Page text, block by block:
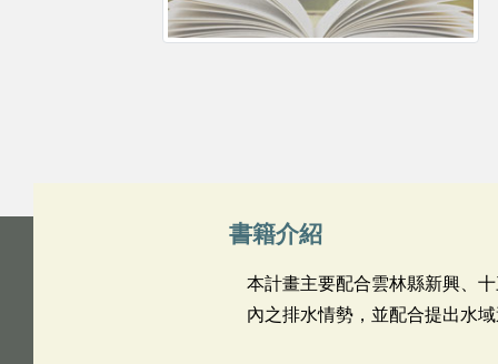
書籍介紹
本計畫主要配合雲林縣新興、
內之排水情勢，並配合提出水